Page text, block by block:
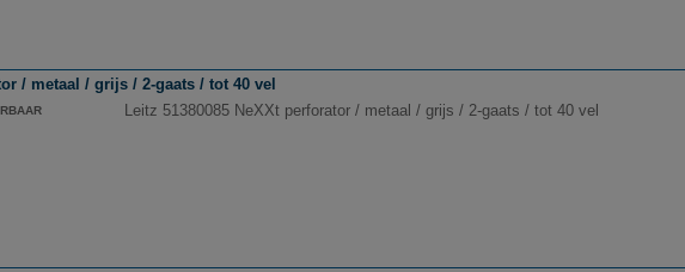
/ metaal / grijs / 2-gaats / tot 40 vel
Leitz 51380085 NeXXt perforator / metaal / grijs / 2-gaats / tot 40 vel